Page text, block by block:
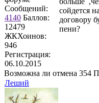
Сообщений:
4140 Баллов:
12479
ЖКХоинов:
946
Регистрация:
06.10.2015
сойдется
договору
пени?
Возможна ли отмена 354
Леший